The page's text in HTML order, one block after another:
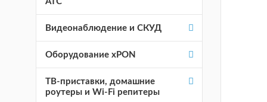
Видеонаблюдение и СКУД
Оборудование хPON
ТВ-приставки, домашние
роутеры и Wi-Fi репитеры